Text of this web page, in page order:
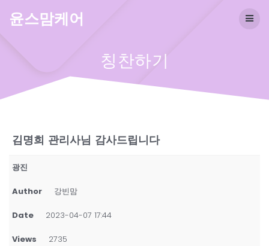
윤스맘케어
칭찬하기
김명희 관리사님 감사드립니다
광진
Author 강빈맘
Date 2023-04-07 17:44
Views 2735